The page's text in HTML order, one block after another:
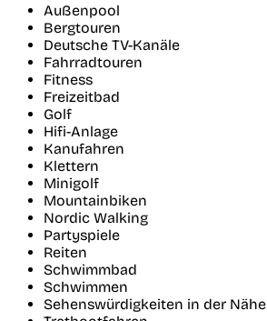
Außenpool
Bergtouren
Deutsche TV-Kanäle
Fahrradtouren
Fitness
Freizeitbad
Golf
Hifi-Anlage
Kanufahren
Klettern
Minigolf
Mountainbiken
Nordic Walking
Partyspiele
Reiten
Schwimmbad
Schwimmen
Sehenswürdigkeiten in der Nähe